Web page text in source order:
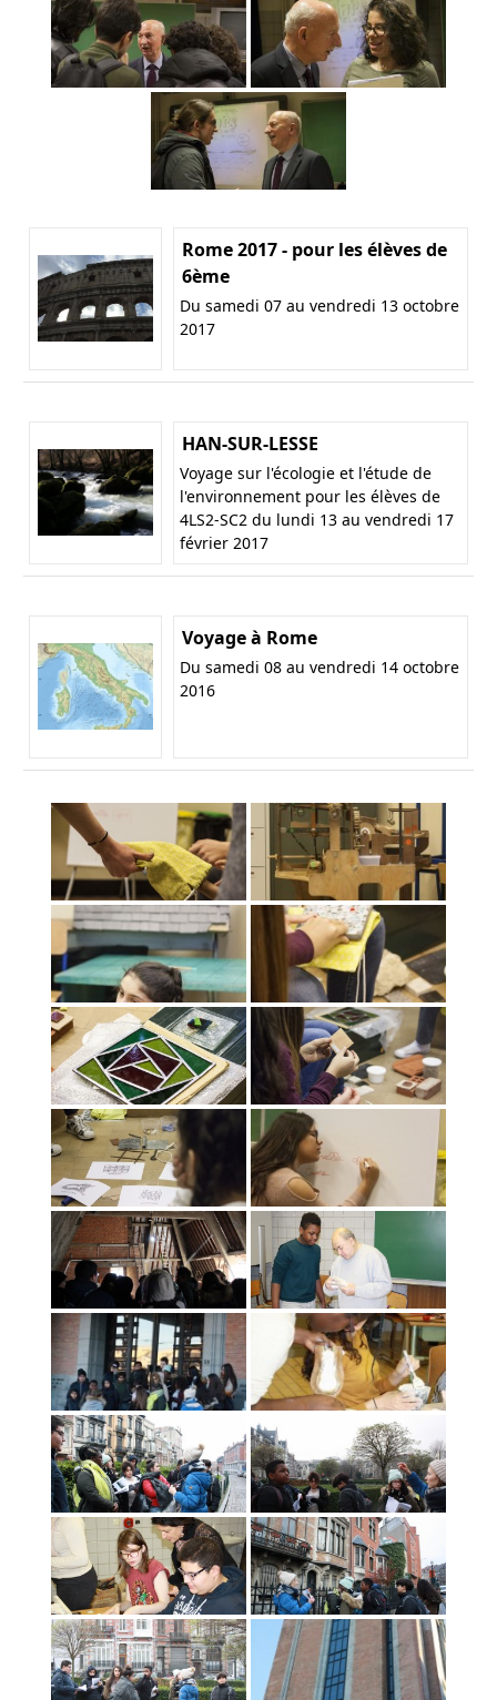
Rome 2017 - pour les élèves de
6ème
Du samedi 07 au vendredi 13 octobre
2017
HAN-SUR-LESSE
Voyage sur l'écologie et l'étude de
l'environnement pour les élèves de
4LS2-SC2 du lundi 13 au vendredi 17
février 2017
Voyage à Rome
Du samedi 08 au vendredi 14 octobre
2016